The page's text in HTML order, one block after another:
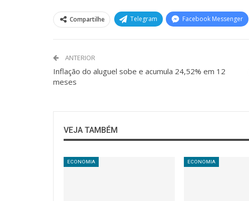
Compartilhe Telegram Facebook Messenger
ANTERIOR
Inflação do aluguel sobe e acumula 24,52% em 12
meses
VEJA TAMBÉM
ECONOMIA ECONOMIA